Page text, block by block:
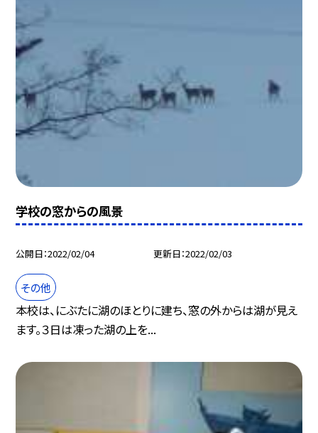
学校の窓からの風景
公開日 2022/02/04 更新日 2022/02/03
その他
本校は、にぶたに湖のほとりに建ち、窓の外からは湖が見え
ます。３日は凍った湖の上を...